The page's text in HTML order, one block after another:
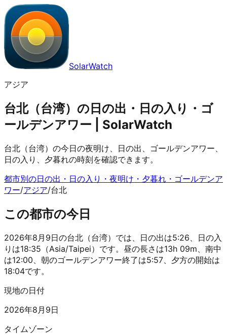
SolarWatch
アジア
台北（台湾）の日の出・日の入り・ゴ
ールデンアワー | SolarWatch
台北（台湾）の今日の夜明け、日の出、ゴールデンアワー、
日の入り、夕暮れの時刻を確認できます。
都市別の日の出・日の入り・夜明け・夕暮れ・ゴールデンア
ワー/アジア/台北
この都市の今日
2026年8月9日の台北（台湾）では、日の出は5:26、日の入
りは18:35（Asia/Taipei）です。昼の長さは13h 09m、南中
は12:00、朝のゴールデンアワー終了は5:57、夕方の開始は
18:04です。
現地の日付
2026年8月9日
タイムゾーン